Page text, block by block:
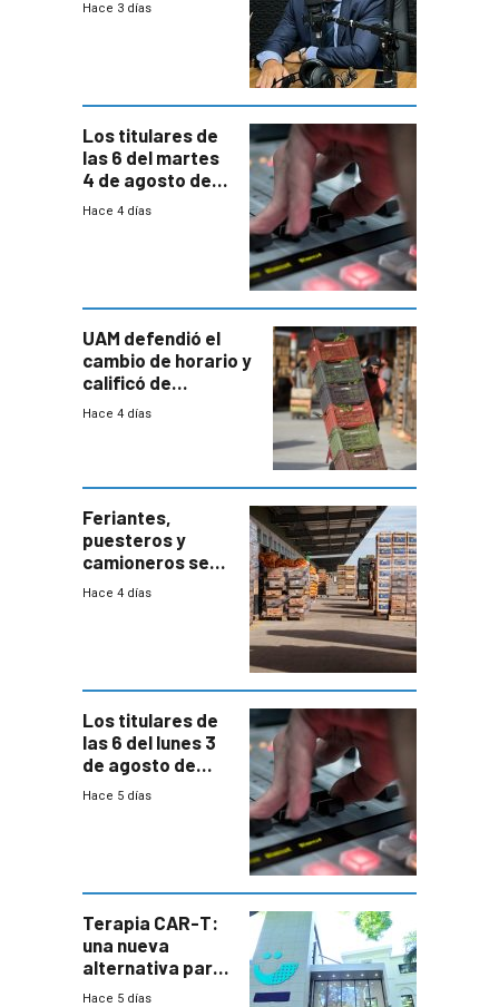
Hace 3 días
Los titulares de
las 6 del martes
4 de agosto de
2026
Hace 4 días
UAM defendió el
cambio de horario y
calificó de
“desproporcionado”
Hace 4 días
Feriantes,
puesteros y
camioneros se
movilizaron en
Hace 4 días
Los titulares de
las 6 del lunes 3
de agosto de
2026
Hace 5 días
Terapia CAR-T:
una nueva
alternativa para
niños y
Hace 5 días